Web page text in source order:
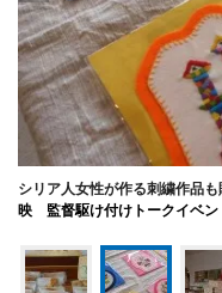
シリア人女性が作る刺繍作品も
映 監督駆け付けトークイベン